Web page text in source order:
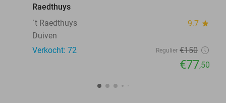
Raedthuys
´t Raedthuys
9.7 star
Duiven
Verkocht: 72
Regulier €150
€77,50